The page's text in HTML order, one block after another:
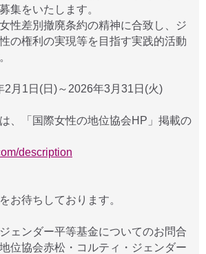
集をいたします。
性差別撤廃条約の精神に合致し、ジ
の権利の実現等を目指す実践的活動
1日(日)～2026年3月31日(火)
、「国際女性の地位協会HP」掲載の
description
お待ちしております。
ェンダー平等基金についてのお問合
位協会赤松・コルティ・ジェンダー